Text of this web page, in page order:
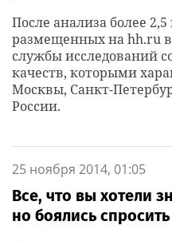
После анализа более
размещенных на hh.ru в
службы исследований
качеств, которыми
Москвы, Санкт-
России.
25 ноября 2014, 01:05
Все, что вы хотели
но боялись спросить